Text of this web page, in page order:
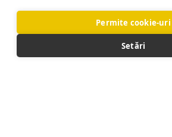
Echipa
Contact
Permite cookie-uri
Setări